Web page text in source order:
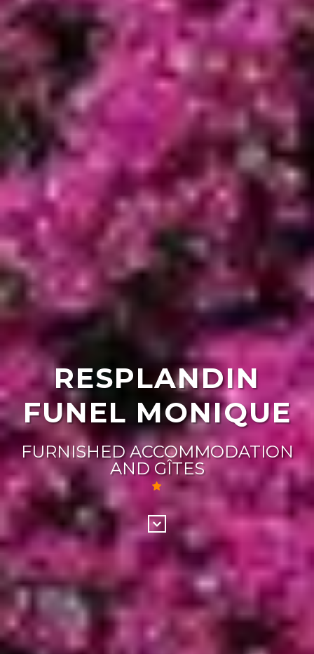
RESPLANDIN
FUNEL MONIQUE
FURNISHED ACCOMMODATION
AND GÎTES